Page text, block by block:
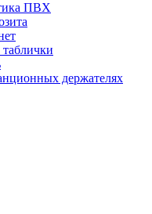
ПВХ
держателях